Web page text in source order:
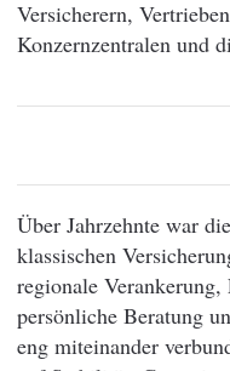
Versicherern,
Konzernzentralen und
Über Jahrzehnte war
klassischen
regionale Verankerung,
persönliche Beratung
eng miteinander